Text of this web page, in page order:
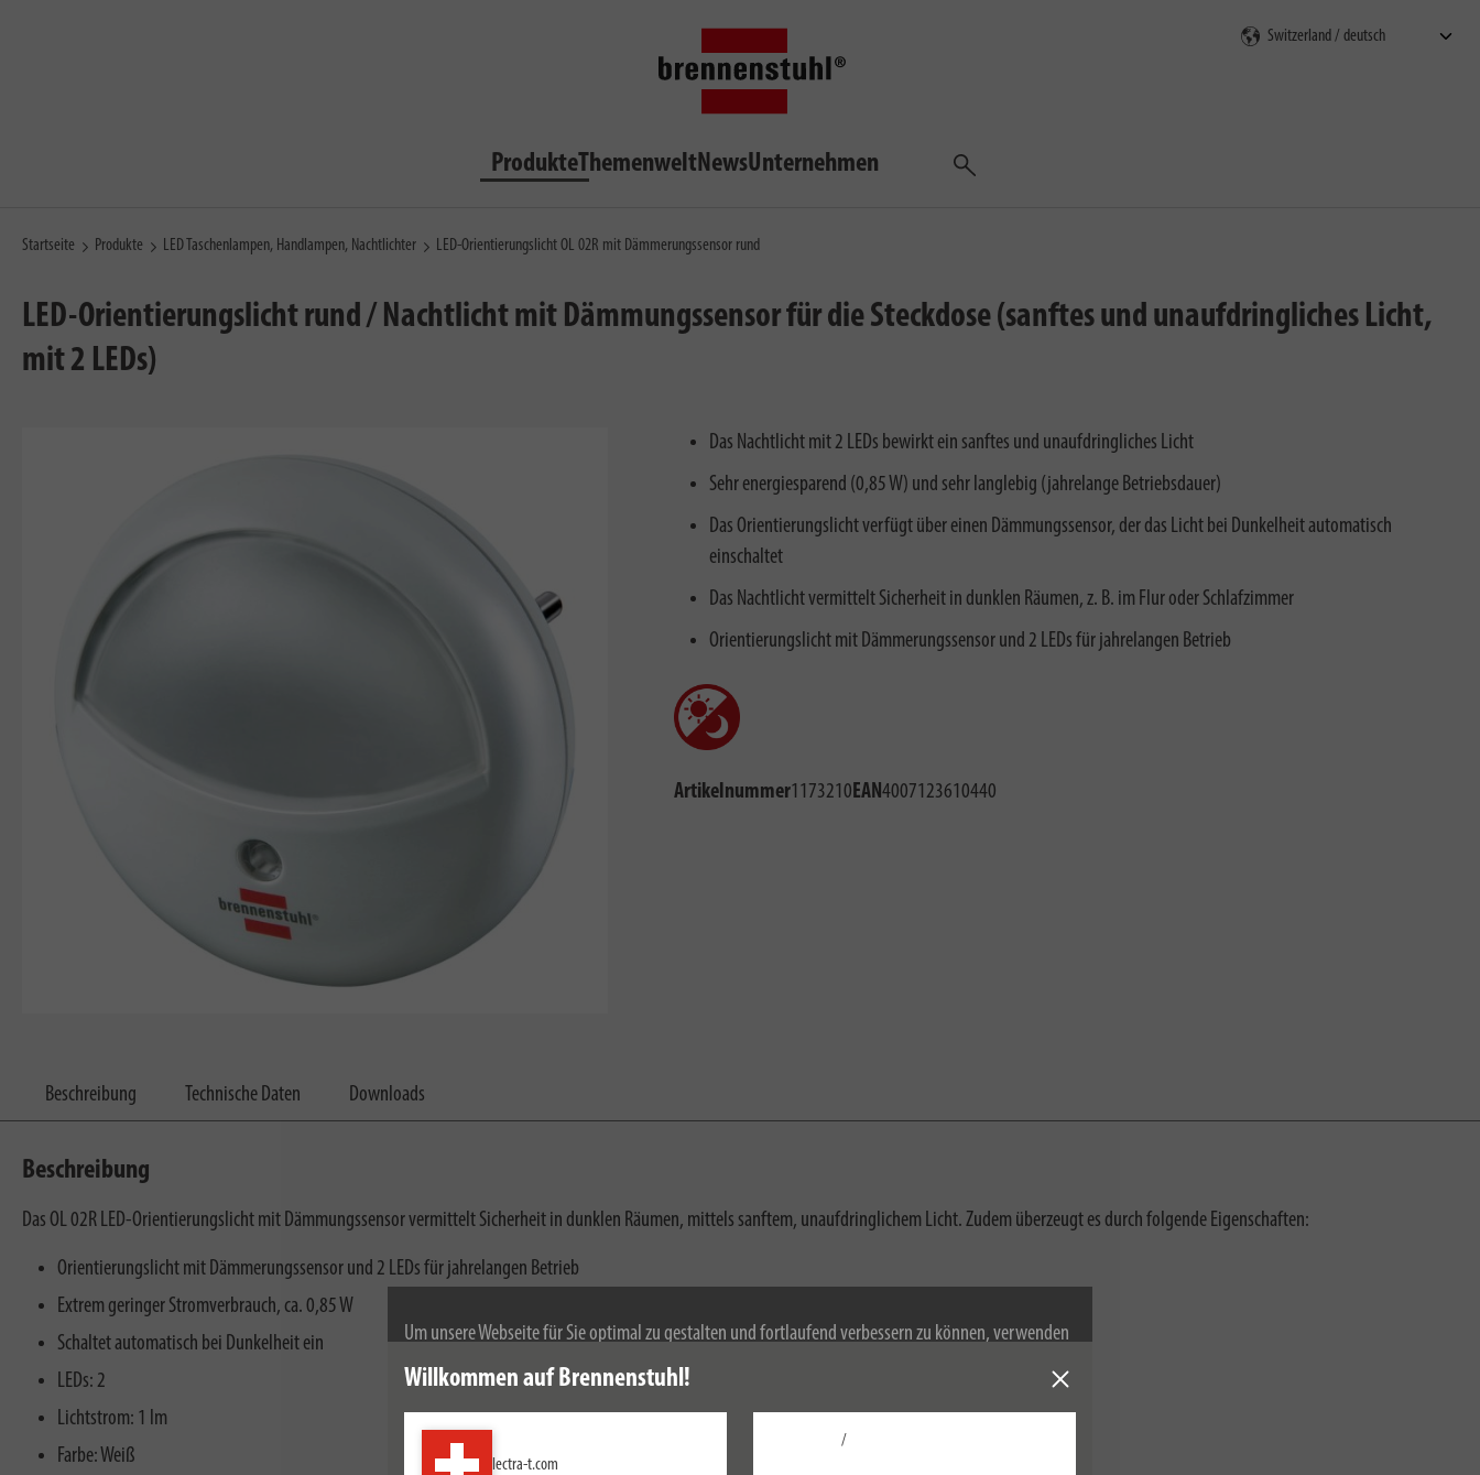
Um unsere Webseite für Sie optimal zu gestalten und fortlaufend verbessern zu können, verwenden
wir Cookies. Durch die weitere Nutzung der Webseite stimmen Sie der Verwendung von Cookies zu.
Weitere Informationen zu Cookies erhalten Sie in unserer
Willkommen auf Brennenstuhl!
lectra-t.com
/
ProdukteThemenweltNewsUnternehmen
Suchen
Startseite Produkte LED Taschenlampen, Handlampen, Nachtlichter LED-Orientierungslicht OL 02R mit Dämmerungssensor rund
LED-Orientierungslicht rund / Nachtlicht mit Dämmungssensor für die Steckdose (sanftes und unaufdringliches Licht,
mit 2 LEDs)
Das Nachtlicht mit 2 LEDs bewirkt ein sanftes und unaufdringliches Licht
Sehr energiesparend (0,85 W) und sehr langlebig (jahrelange Betriebsdauer)
Das Orientierungslicht verfügt über einen Dämmungssensor, der das Licht bei Dunkelheit automatisch
einschaltet
Das Nachtlicht vermittelt Sicherheit in dunklen Räumen, z. B. im Flur oder Schlafzimmer
Orientierungslicht mit Dämmerungssensor und 2 LEDs für jahrelangen Betrieb
Artikelnummer1173210EAN4007123610440
Beschreibung Technische Daten Downloads
Beschreibung
Das OL 02R LED-Orientierungslicht mit Dämmungssensor vermittelt Sicherheit in dunklen Räumen, mittels sanftem, unaufdringlichem Licht. Zudem überzeugt es durch folgende Eigenschaften:
Orientierungslicht mit Dämmerungssensor und 2 LEDs für jahrelangen Betrieb
Extrem geringer Stromverbrauch, ca. 0,85 W
Schaltet automatisch bei Dunkelheit ein
LEDs: 2
Lichtstrom: 1 lm
Farbe: Weiß